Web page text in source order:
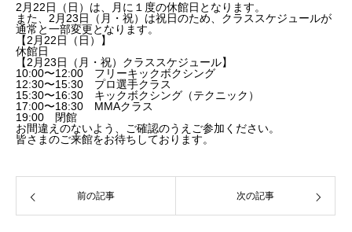
2月22日（日）は、月に１度の休館日となります。
また、2月23日（月・祝）は祝日のため、クラススケジュールが
通常と一部変更となります。
【2月22日（日）】
休館日
【2月23日（月・祝）クラススケジュール】
10:00〜12:00 フリーキックボクシング
12:30〜15:30 プロ選手クラス
15:30〜16:30 キックボクシング（テクニック）
17:00〜18:30 MMAクラス
19:00 閉館
お間違えのないよう、ご確認のうえご参加ください。
皆さまのご来館をお待ちしております。
前の記事 次の記事